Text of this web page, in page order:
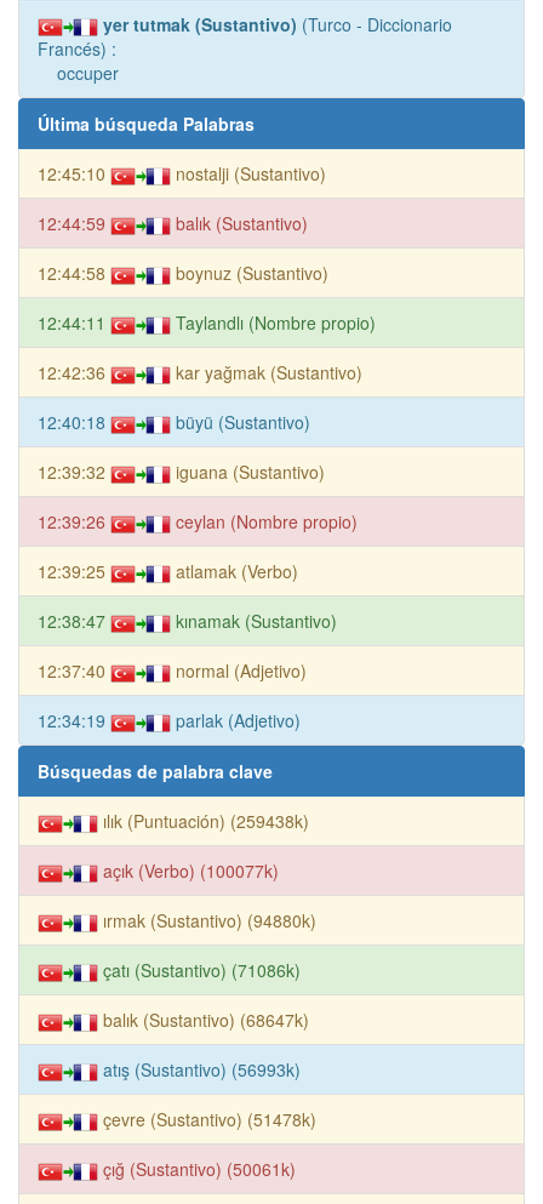
yer tutmak (Sustantivo) (Turco - Diccionario
Francés) :
occuper
Última búsqueda Palabras
12:45:10 nostalji (Sustantivo)
12:44:59 balık (Sustantivo)
12:44:58 boynuz (Sustantivo)
12:44:11 Taylandlı (Nombre propio)
12:42:36 kar yağmak (Sustantivo)
12:40:18 büyü (Sustantivo)
12:39:32 iguana (Sustantivo)
12:39:26 ceylan (Nombre propio)
12:39:25 atlamak (Verbo)
12:38:47 kınamak (Sustantivo)
12:37:40 normal (Adjetivo)
12:34:19 parlak (Adjetivo)
Búsquedas de palabra clave
ılık (Puntuación) (259438k)
açık (Verbo) (100077k)
ırmak (Sustantivo) (94880k)
çatı (Sustantivo) (71086k)
balık (Sustantivo) (68647k)
atış (Sustantivo) (56993k)
çevre (Sustantivo) (51478k)
çığ (Sustantivo) (50061k)